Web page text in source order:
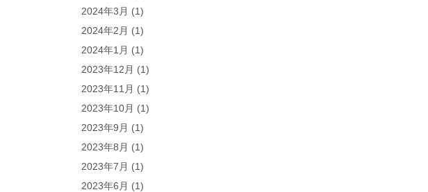
2024年3月 (1)
2024年2月 (1)
2024年1月 (1)
2023年12月 (1)
2023年11月 (1)
2023年10月 (1)
2023年9月 (1)
2023年8月 (1)
2023年7月 (1)
2023年6月 (1)